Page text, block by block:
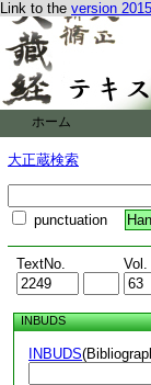
Link to the version 2015
ホーム
大正蔵検索
punctuation
TextNo. Vol.
INBUDS
INBUDS